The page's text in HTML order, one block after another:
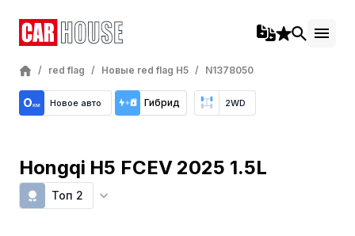
/ red flag / Новые red flag H5 / N1378050
Новое авто Гибрид 2WD
Hongqi H5 FCEV 2025 1.5L
Топ 2